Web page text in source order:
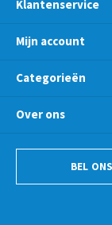
Klantenservice
Mijn account
Categorieën
Over ons
BEL ONS